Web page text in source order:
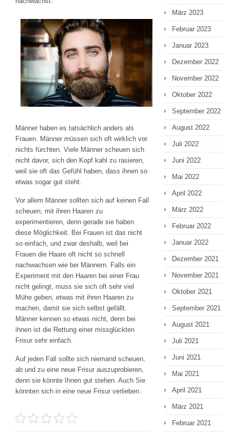
Männer haben es tatsächlich anders als
Frauen. Männer müssen sich oft wirklich vor
nichts fürchten. Viele Männer scheuen sich
nicht davor, sich den Kopf kahl zu rasieren,
weil sie oft das Gefühl haben, dass ihnen so
etwas sogar gut steht.
Vor allem Männer sollten sich auf keinen Fall
scheuen, mit ihren Haaren zu
experimentieren, denn gerade sie haben
diese Möglichkeit. Bei Frauen ist das nicht
so einfach, und zwar deshalb, weil bei
Frauen die Haare oft nicht so schnell
nachwachsen wie bei Männern. Falls ein
Experiment mit den Haaren bei einer Frau
nicht gelingt, muss sie sich oft sehr viel
Mühe geben, etwas mit ihren Haaren zu
machen, damit sie sich selbst gefällt.
Männer kennen so etwas nicht, denn bei
ihnen ist die Rettung einer missglückten
Frisur sehr einfach.
Auf jeden Fall sollte sich niemand scheuen,
ab und zu eine neue Frisur auszuprobieren,
denn sie könnte Ihnen gut stehen. Auch Sie
könnten sich in eine neue Frisur verlieben.
März 2023
Februar 2023
Januar 2023
Dezember 2022
November 2022
Oktober 2022
September 2022
August 2022
Juli 2022
Juni 2022
Mai 2022
April 2022
März 2022
Februar 2022
Januar 2022
Dezember 2021
November 2021
Oktober 2021
September 2021
August 2021
Juli 2021
Juni 2021
Mai 2021
April 2021
März 2021
Februar 2021